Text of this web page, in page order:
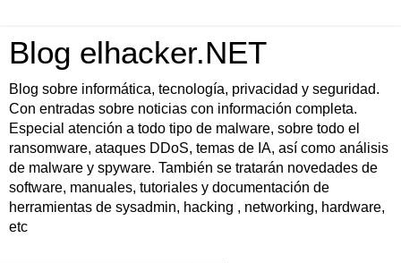
Blog elhacker.NET
Blog sobre informática, tecnología, privacidad y seguridad.
Con entradas sobre noticias con información completa.
Especial atención a todo tipo de malware, sobre todo el
ransomware, ataques DDoS, temas de IA, así como análisis
de malware y spyware. También se tratarán novedades de
software, manuales, tutoriales y documentación de
herramientas de sysadmin, hacking , networking, hardware,
etc